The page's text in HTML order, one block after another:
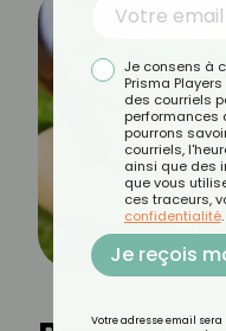
Je consens à
Prisma
des courriels
performances
pourrons
courriels,
ainsi que des
que vous
ces traceurs,
confidentialité.
Je reçois
Votre adresse email